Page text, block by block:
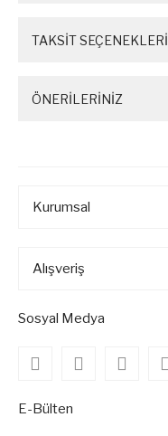
TAKSİT SEÇENEKLERİ
ÖNERİLERİNİZ
Kurumsal
Alışveriş
Sosyal Medya
E-Bülten